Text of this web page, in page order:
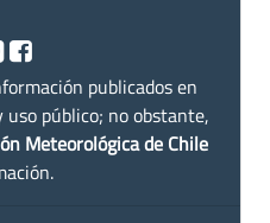
publicados en
uso público; no obstante,
Meteorológica de Chile